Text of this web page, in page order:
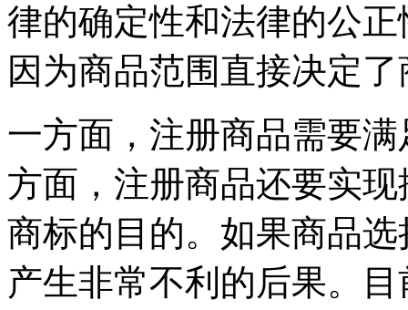
律的确定性和法律的公
因为商品范围直接决定
一方面，注册商品需要
方面，注册商品还要实
商标的目的。如果商品
产生非常不利的后果。